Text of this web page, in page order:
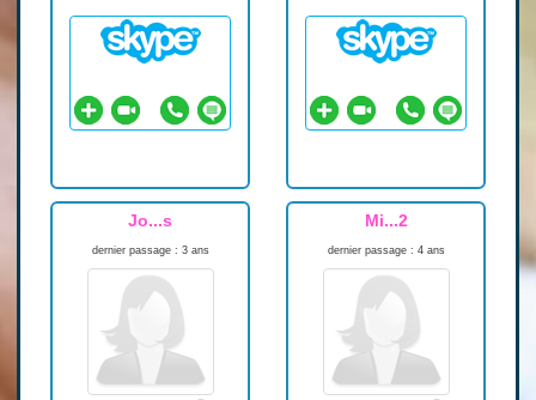
Jo...s
dernier passage : 3 ans
Mi...2
dernier passage : 4 ans